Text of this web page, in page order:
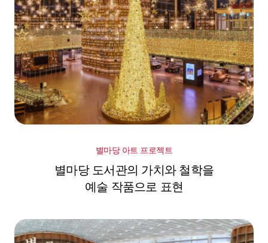
별마당 아트 프로젝트
별마당 도서관의 가치와 철학을
예술 작품으로 표현